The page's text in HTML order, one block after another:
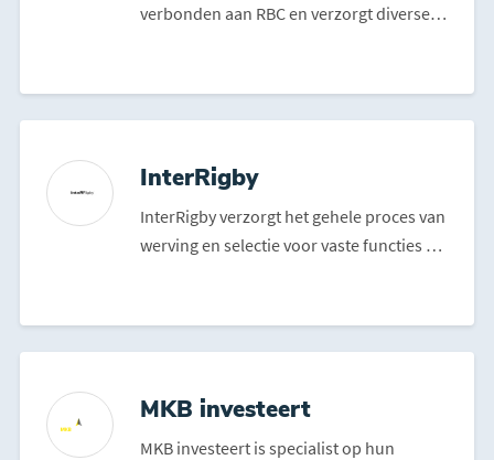
verbonden aan RBC en verzorgt diverse
InterRigby
InterRigby verzorgt het gehele proces van
werving en selectie voor vaste functies en
MKB investeert
MKB investeert is specialist op hun